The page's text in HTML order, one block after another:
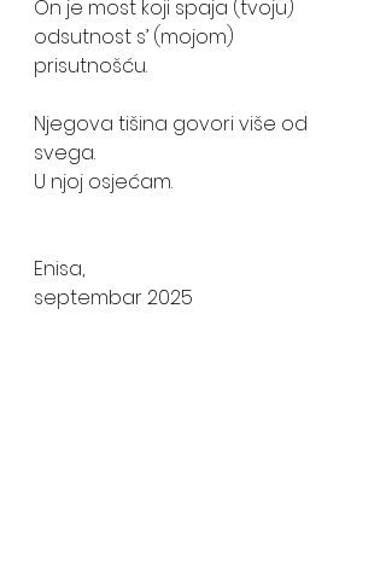
On je most koji spaja (tvoju)
odsutnost s’ (mojom)
prisutnošću.
Njegova tišina govori više od
svega.
U njoj osjećam.
Enisa,
septembar 2025